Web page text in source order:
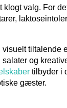
valg. For
tiltalende
og
tilbyder i
gæster.